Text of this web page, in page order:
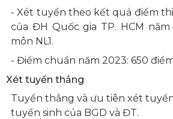
- Xét tuyển theo kết quả điểm
của ĐH Quốc gia TP. HCM
môn NL1.
- Điểm chuẩn năm 2023: 650
Xét tuyển thẳng
Tuyển thẳng và ưu tiên xét
tuyển sinh của BGD và ĐT.